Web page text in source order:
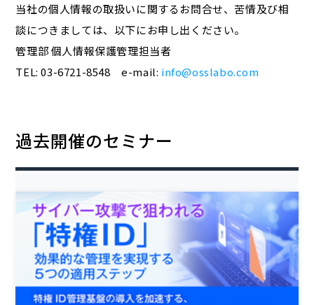
当社の個人情報の取扱いに関するお問合せ、苦情及び相
談につきましては、以下にお申し出ください。
管理部 個人情報保護管理担当者
TEL: 03-6721-8548 e-mail: info@osslabo.com
過去開催のセミナー